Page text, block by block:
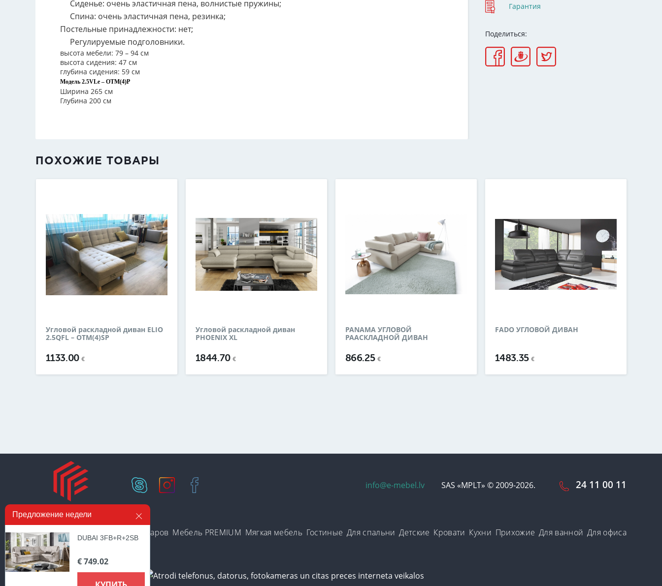
Гарантия
Поделиться:
Сиденье: очень эластичная пена, волнистые пружины;
Спина: очень эластичная пена, резинка;
Постельные принадлежности: нет;
Регулируемые подголовники.
высота мебели: 79 – 94 см
высота сидения: 47 см
глубина сидения: 59 см
Модель 2.5VLe – OTM(4)P
Ширина 265 см
Глубина 200 см
ПОХОЖИЕ ТОВАРЫ
Угловой раскладной диван ELIO
2.5QFL – OTM(4)SP
1133.00€
Угловой раскладной диван
PHOENIX XL
1844.70€
PANAMA УГЛОВОЙ
РААСКЛАДНОЙ ДИВАН
866.25 €
FADO УГЛОВОЙ ДИВАН
1483.35€
info@e-mebel.lv SAS «MPLT» © 2009-2026. 24 11 00 11
Есть на складе Категории товаров Мебель PREMIUM Мягкая мебель Гостиные Для спальни Детские Кровати Кухни Прихожие Для ванной Для офиса
Предложение недели
DUBAI 3FB+R+2SB
€ 749.02